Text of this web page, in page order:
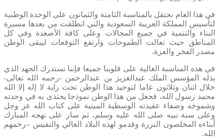
في هذا العام نحتفل بالمناسبة الثامنة والثمانون على الوحدة الوطنية
لتأسيس المملكة العربية السعودية والتي انطلقت من بعدها مسيرة
البناء والتنمية في جميع المجالات وعلى كافة الأصعدة وفي كل
المناطق حيث تعالت الطموحات وارتفع التوقعات ليبقى الوطن
مصدر الفخر والعزة.
في هذه المناسبة الغالية على قلوبنا جميعا فإننا نستدرك الجهد الذي
بذله المؤسس الملك عبدالعزيز بن عبدالرحمن -رحمه الله تعالى-
خلال اثنان وثلاثون عاما لتوحيد هذا الوطن تحت راية لا إله إلا الله
محمد رسول الله، فجعل من هذا الوطن نموذجا يحتذى به في وحدته
وشموخه وصفاء عقيدته الوسطية المبنية على كتاب الله عز وجل
وعلى سنة نبيه صلى الله عليه وسلم، ثم سار على نهجه المبارك
أبناءه المخلصون البررة وقدمو لهذه البلاد الغالي والنفيس –رحمهم
الله.